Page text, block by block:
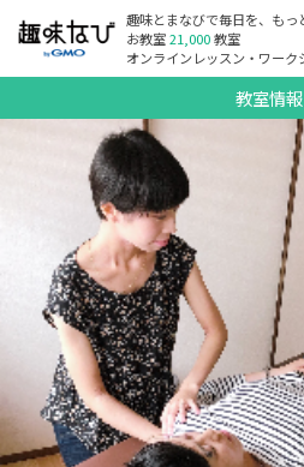
趣味とまなびで毎日を、もっ
お教室21,000教室
オンラインレッスン・ワー
教室情報